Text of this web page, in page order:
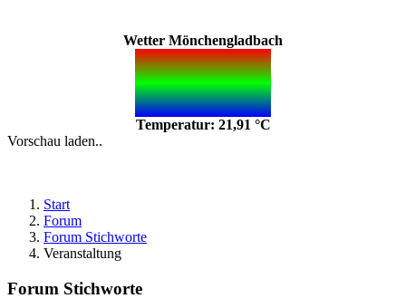
Wetter Mönchengladbach
Temperatur: 21,91 °C
Vorschau laden..
Start
Forum
Forum Stichworte
Veranstaltung
Forum Stichworte